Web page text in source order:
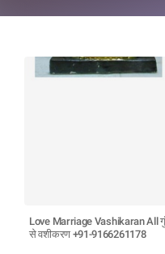
Love Marriage Vashikaran All
से वशीकरण +91-9166261178